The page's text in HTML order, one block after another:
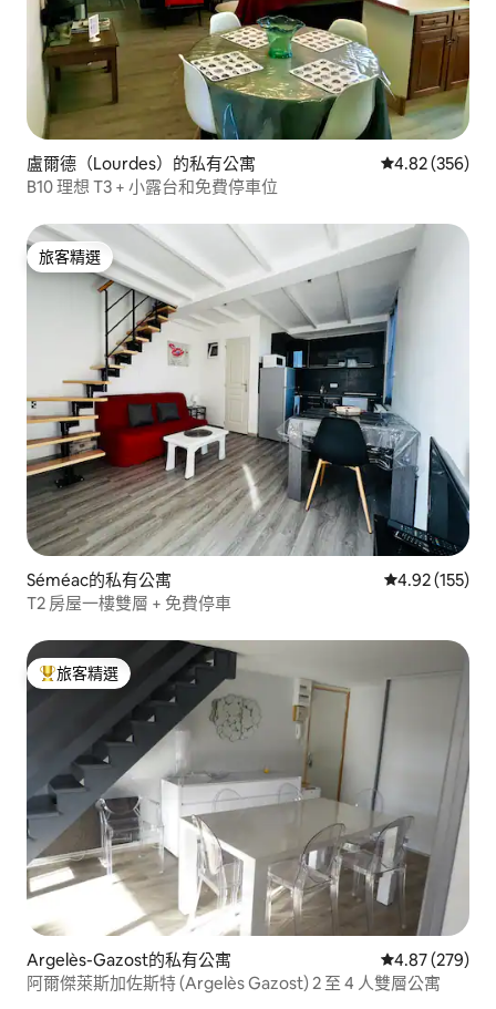
盧爾德（Lourdes）的私有公寓 從 356 則評價
4.82 (356)
B10 理想 T3 + 小露台和免費停車位
旅客精選
旅客精選
Séméac的私有公寓 從 155 則評價
4.92 (155)
T2 房屋一樓雙層 + 免費停車
旅客精選榜首
旅客精選
Argelès-Gazost的私有公寓 從 279 則評價
4.87 (279)
阿爾傑萊斯加佐斯特 (Argelès Gazost) 2 至 4 人雙層公寓